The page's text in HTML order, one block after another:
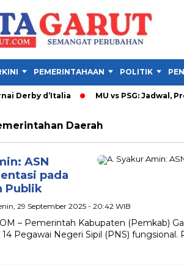
PEMERINTAHAAN POLITIK
d’Italia MU vs PSG: Jadwal,
Daerah
ASN
pada
Publik
29 September 2025 - 20:42 WIB
– Pemerintah Kabupaten (Pemkab)
Pegawai Negeri Sipil (PNS)